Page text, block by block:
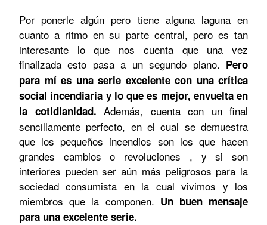
Por ponerle algún pero tiene alguna laguna en
cuanto a ritmo en su parte central, pero es tan
interesante lo que nos cuenta que una vez
finalizada esto pasa a un segundo plano. Pero
para mí es una serie excelente con una crítica
social incendiaria y lo que es mejor, envuelta en
la cotidianidad. Además, cuenta con un final
sencillamente perfecto, en el cual se demuestra
que los pequeños incendios son los que hacen
grandes cambios o revoluciones , y si son
interiores pueden ser aún más peligrosos para la
sociedad consumista en la cual vivimos y los
miembros que la componen. Un buen mensaje
para una excelente serie.